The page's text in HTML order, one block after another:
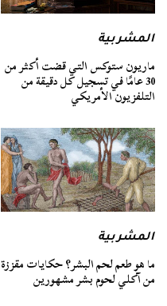
المشربية
ماريون ستوكس التي قضت أكثر من
30 عامًا في تسجيل كل دقيقة من
التلفزيون الأمريكي
المشربية
ما هو طعم لحم البشر؟ حكايات مقززة
من آكلي لحوم بشر مشهورين